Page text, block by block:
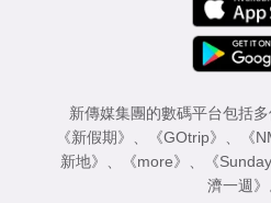
新傳媒集團的數碼平台包括
《新假期》 、 《GOtrip》 、 《
新地》 、 《more》 、 《
濟一週》